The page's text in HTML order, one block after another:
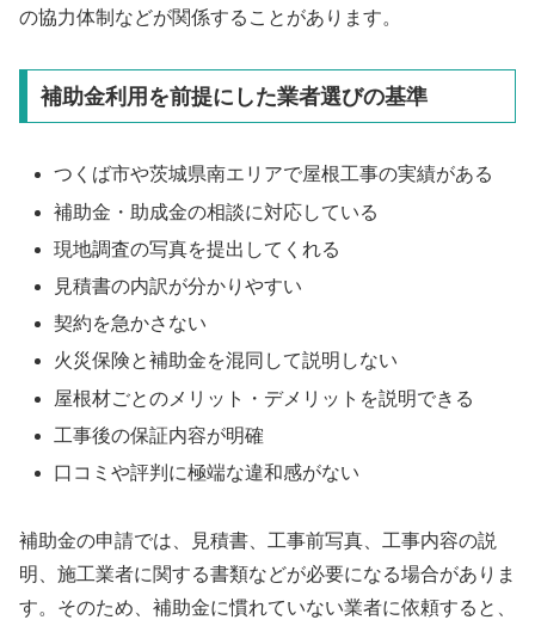
の協力体制などが関係することがあります。
補助金利用を前提にした業者選びの基準
つくば市や茨城県南エリアで屋根工事の実績がある
補助金・助成金の相談に対応している
現地調査の写真を提出してくれる
見積書の内訳が分かりやすい
契約を急かさない
火災保険と補助金を混同して説明しない
屋根材ごとのメリット・デメリットを説明できる
工事後の保証内容が明確
口コミや評判に極端な違和感がない
補助金の申請では、見積書、工事前写真、工事内容の説
明、施工業者に関する書類などが必要になる場合がありま
す。そのため、補助金に慣れていない業者に依頼すると、